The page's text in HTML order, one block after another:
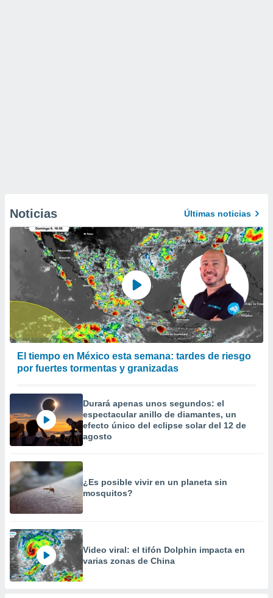
Noticias Últimas noticias
El tiempo en México esta semana: tardes de riesgo
por fuertes tormentas y granizadas
Durará apenas unos segundos: el
espectacular anillo de diamantes, un
efecto único del eclipse solar del 12 de
agosto
¿Es posible vivir en un planeta sin
mosquitos?
Video viral: el tifón Dolphin impacta en
varias zonas de China